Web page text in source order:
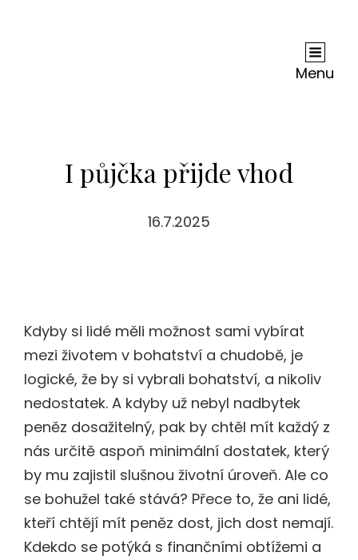
Menu
I půjčka přijde vhod
16.7.2025
Kdyby si lidé měli možnost sami vybírat
mezi životem v bohatství a chudobě, je
logické, že by si vybrali bohatství, a nikoliv
nedostatek. A kdyby už nebyl nadbytek
peněz dosažitelný, pak by chtěl mít každý z
nás určitě aspoň minimální dostatek, který
by mu zajistil slušnou životní úroveň. Ale co
se bohužel také stává? Přece to, že ani lidé,
kteří chtějí mít peněz dost, jich dost nemají.
Kdekdo se potýká s finančními obtížemi a